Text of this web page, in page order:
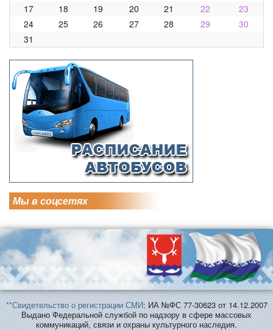
17
18 19 20 21 22
23
24
25 26 27 28 29
30
31
Мы в соцсетях
**Свидетельство о регистрации СМИ: ИА №ФС 77-30623 от 14.12.2007
Выдано Федеральной службой по надзору в сфере массовых
коммуникаций, связи и охраны культурного наследия.